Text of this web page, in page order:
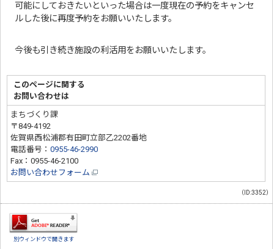
可能にしておきたいといった場合は一度現在の予約をキャンセ
ルした後に再度予約をお願いいたします。
今後も引き続き施設の利活用をお願いいたします。
このページに関する
お問い合わせは
まちづくり課
〒849-4192
佐賀県西松浦郡有田町立部乙2202番地
電話番号：0955-46-2990
Fax：0955-46-2100
お問い合わせフォーム
（ID:3352）
別ウィンドウで開きます